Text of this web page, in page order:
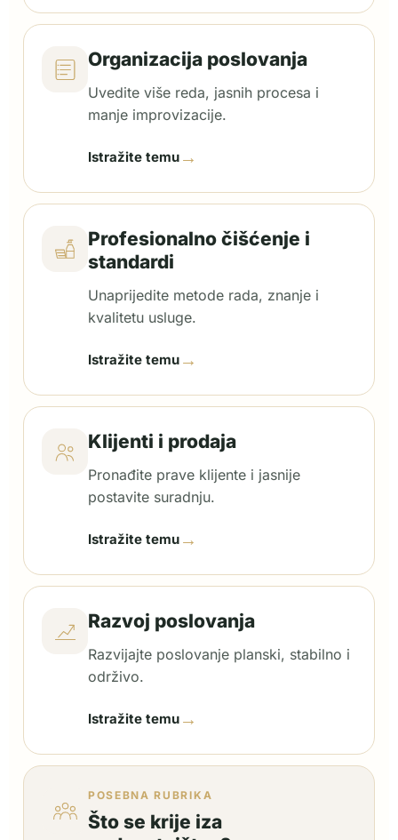
Organizacija poslovanja
Uvedite više reda, jasnih procesa i
manje improvizacije.
Istražite temu →
Profesionalno čišćenje i
standardi
Unaprijedite metode rada, znanje i
kvalitetu usluge.
Istražite temu →
Klijenti i prodaja
Pronađite prave klijente i jasnije
postavite suradnju.
Istražite temu →
Razvoj poslovanja
Razvijajte poslovanje planski, stabilno i
održivo.
Istražite temu →
POSEBNA RUBRIKA
Što se krije iza